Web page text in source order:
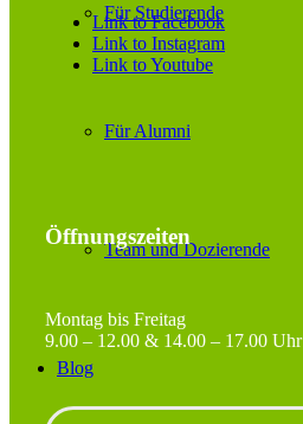
Für Studierende
Für Alumni
Team und Dozierende
Blog
Link to Facebook
Link to Instagram
Link to Youtube
Öffnungszeiten
Montag bis Freitag
9.00 – 12.00 & 14.00 – 17.00 Uhr